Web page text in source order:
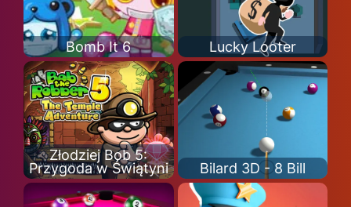
Bomb It 6 Lucky Looter
Złodziej Bob 5:
Przygoda w Świątyni
Bilard 3D - 8 Bill